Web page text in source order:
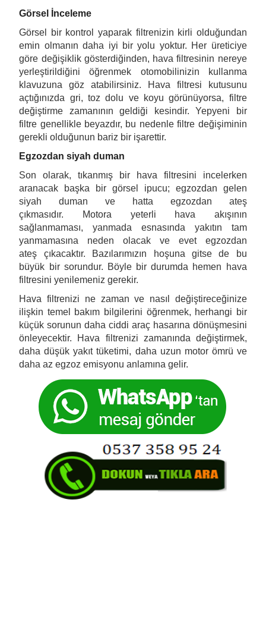
Görsel İnceleme
Görsel bir kontrol yaparak filtrenizin kirli olduğundan
emin olmanın daha iyi bir yolu yoktur. Her üreticiye
göre değişiklik gösterdiğinden, hava filtresinin nereye
yerleştirildiğini öğrenmek otomobilinizin kullanma
klavuzuna göz atabilirsiniz. Hava filtresi kutusunu
açtığınızda gri, toz dolu ve koyu görünüyorsa, filtre
değiştirme zamanının geldiği kesindir. Yepyeni bir
filtre genellikle beyazdır, bu nedenle filtre değişiminin
gerekli olduğunun bariz bir işarettir.
Egzozdan siyah duman
Son olarak, tıkanmış bir hava filtresini incelerken
aranacak başka bir görsel ipucu; egzozdan gelen
siyah duman ve hatta egzozdan ateş
çıkmasıdır. Motora yeterli hava akışının
sağlanmaması, yanmada esnasında yakıtın tam
yanmamasına neden olacak ve evet egzozdan
ateş çıkacaktır. Bazılarımızın hoşuna gitse de bu
büyük bir sorundur. Böyle bir durumda hemen hava
filtresini yenilemeniz gerekir.
Hava filtrenizi ne zaman ve nasıl değiştireceğinize
ilişkin temel bakım bilgilerini öğrenmek, herhangi bir
küçük sorunun daha ciddi araç hasarına dönüşmesini
önleyecektir. Hava filtrenizi zamanında değiştirmek,
daha düşük yakıt tüketimi, daha uzun motor ömrü ve
daha az egzoz emisyonu anlamına gelir.